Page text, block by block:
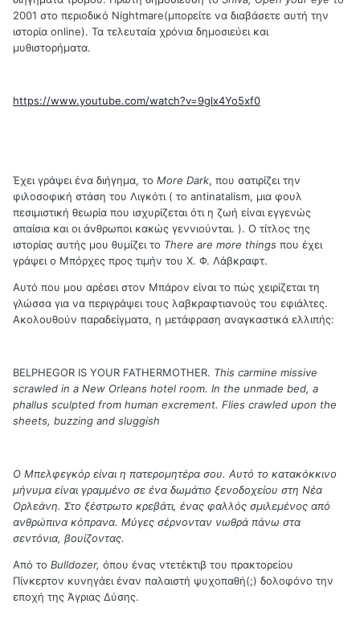
2001 στο περιοδικό Nightmare(μπορείτε να διαβάσετε αυτή την
ιστορία online). Τα τελευταία χρόνια δημοσιεύει και
μυθιστορήματα.
https://www.youtube.com/watch?v=9glx4Yo5xf0
Έχει γράψει ένα διήγημα, το More Dark, που σατιρίζει την
φιλοσοφική στάση του Λιγκότι ( το antinatalism, μια φουλ
πεσιμιστική θεωρία που ισχυρίζεται ότι η ζωή είναι εγγενώς
απαίσια και οι άνθρωποι κακώς γεννιούνται. ). Ο τίτλος της
ιστορίας αυτής μου θυμίζει το There are more things που έχει
γράψει ο Μπόρχες προς τιμήν του Χ. Φ. Λάβκραφτ.
Αυτό που μου αρέσει στον Μπάρον είναι το πώς χειρίζεται τη
γλώσσα για να περιγράψει τους λαβκραφτιανούς του εφιάλτες.
Ακολουθούν παραδείγματα, η μετάφραση αναγκαστικά ελλιπής:
BELPHEGOR IS YOUR FATHERMOTHER. This carmine missive
scrawled in a New Orleans hotel room. In the unmade bed, a
phallus sculpted from human excrement. Flies crawled upon the
sheets, buzzing and sluggish
Ο Μπελφεγκόρ είναι η πατερομητέρα σου. Αυτό το κατακόκκινο
μήνυμα είναι γραμμένο σε ένα δωμάτιο ξενοδοχείου στη Νέα
Ορλεάνη. Στο ξέστρωτο κρεβάτι, ένας φαλλός σμιλεμένος από
ανθρώπινα κόπρανα. Μύγες σέρνονταν νωθρά πάνω στα
σεντόνια, βουίζοντας.
Από το Bulldozer, όπου ένας ντετέκτιβ του πρακτορείου
Πίνκερτον κυνηγάει έναν παλαιστή ψυχοπαθή(;) δολοφόνο την
εποχή της Άγριας Δύσης.